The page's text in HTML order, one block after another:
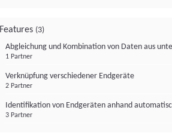
Features (3)
Abgleichung und Kombination von Daten aus
1 Partner
Verknüpfung verschiedener Endgeräte
2 Partner
Identifikation von Endgeräten anhand
3 Partner